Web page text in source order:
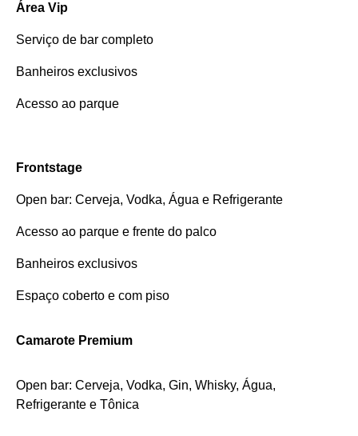
Área Vip
Serviço de bar completo
Banheiros exclusivos
Acesso ao parque
Frontstage
Open bar: Cerveja, Vodka, Água e Refrigerante
Acesso ao parque e frente do palco
Banheiros exclusivos
Espaço coberto e com piso
Camarote Premium
Open bar: Cerveja, Vodka, Gin, Whisky, Água,
Refrigerante e Tônica